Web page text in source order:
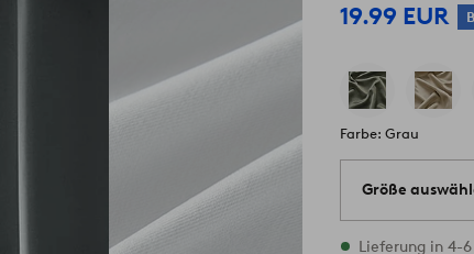
19.99 EUR
Farbe: Grau
Größe
Alle Größen
Lieferung in 4-